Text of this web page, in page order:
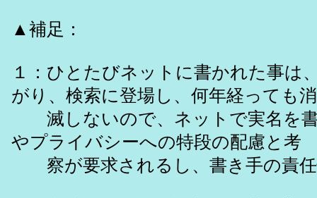
▲補足：
１：ひとたびネットに書かれた事は
がり、検索に登場し、何年経っても消
滅しないので、ネットで実名を書
やプライバシーへの特段の配慮と考
察が要求されるし、書き手の責任